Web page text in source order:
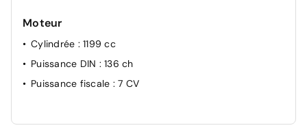
Moteur
Cylindrée : 1199 cc
Puissance DIN : 136 ch
Puissance fiscale : 7 CV